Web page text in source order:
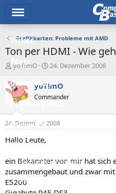
Ticker
Tests
Downloads
Preisvergleich
Forum
Aktuelles
Empfohlene Inhalte
Neue Beiträge
Grafikkarten: Probleme mit AMD
Ton per HDMI - Wie
E
s
t
e
e
r
yoT!mO
E
s
e
l
t
24. Dezember 2008
yoT!mO
Commander
24. Dezember 2008
Hallo Leute,
ein Bekannter von mir hat sich
zusammengebaut und zwar
E5200